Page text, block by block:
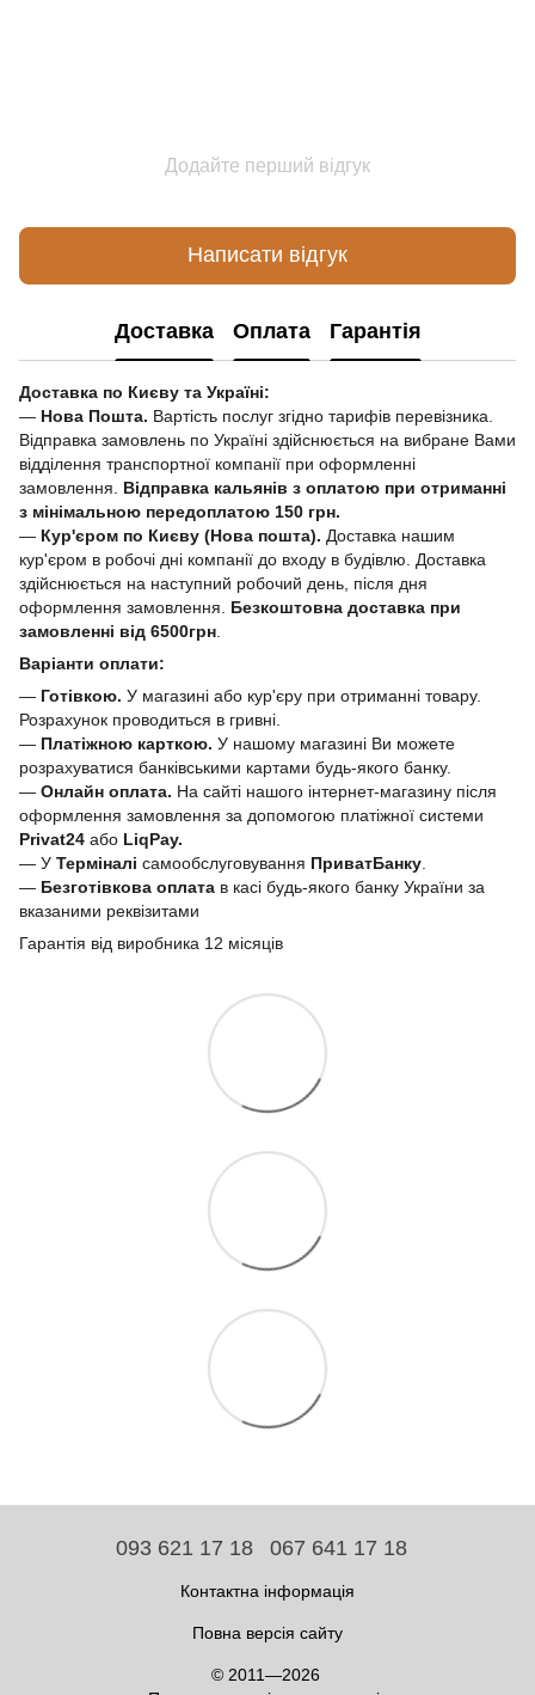
Додайте перший відгук
Написати відгук
Доставка Оплата Гарантія
Доставка по Києву та Україні:
— Нова Пошта. Вартість послуг згідно тарифів перевізника.
Відправка замовлень по Україні здійснюється на вибране Вами
відділення транспортної компанії при оформленні
замовлення. Відправка кальянів з оплатою при отриманні
з мінімальною передоплатою 150 грн.
— Кур'єром по Києву (Нова пошта). Доставка нашим
кур'єром в робочі дні компанії до входу в будівлю. Доставка
здійснюється на наступний робочий день, після дня
оформлення замовлення.
Безкоштовна доставка при
замовленні від 6500грн
Варіанти оплати:
— Готівкою. У магазині або кур'єру при отриманні товару.
Розрахунок проводиться в гривні.
— Платіжною карткою. У нашому магазині Ви можете
розрахуватися банківськими картами будь-якого банку.
— Онлайн оплата. На сайті нашого інтернет-магазину після
оформлення замовлення за допомогою платіжної системи
Privat24 або LiqPay.
— У Терміналі самообслуговування ПриватБанку
— Безготівкова оплата в касі будь-якого банку України за
вказаними реквізитами
Гарантія від виробника 12 місяців
093 621 17 18 067 641 17 18
Контактна інформація
Повна версія сайту
© 2011—2026